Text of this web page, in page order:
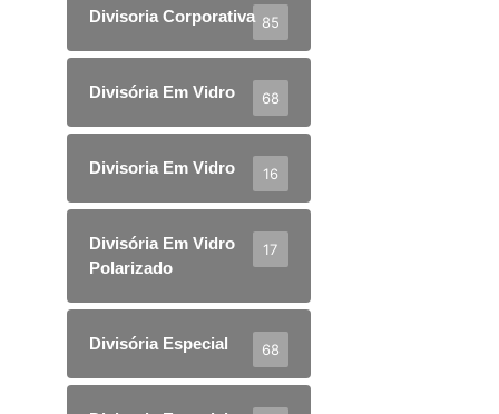
Divisoria Corporativa 85
Divisória Em Vidro 68
Divisoria Em Vidro 16
Divisória Em Vidro
Polarizado
17
Divisória Especial 68